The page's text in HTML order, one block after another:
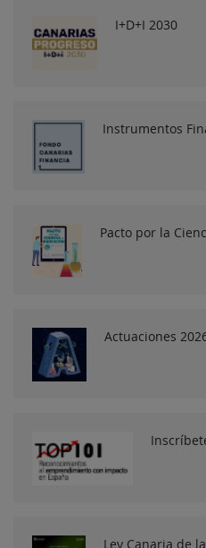
I+D+I 2030
Instrumentos
Pacto por la
Actuaciones
Ley Canaria de